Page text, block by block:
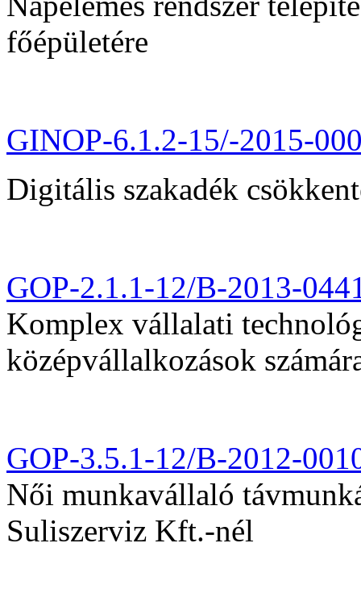
főépületére
GINOP-6.1.2-15/-2015-
Digitális szakadék
GOP-2.1.1-12/B-2013-
Komplex vállalati
középvállalkozások
GOP-3.5.1-12/B-2012-
Női munkavállaló
Suliszerviz Kft.-nél